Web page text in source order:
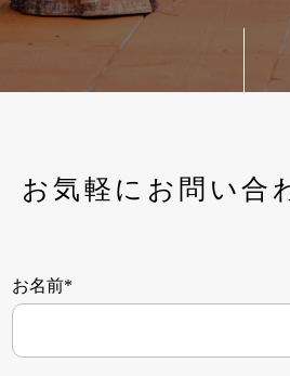
お気軽にお問い合
お名前*